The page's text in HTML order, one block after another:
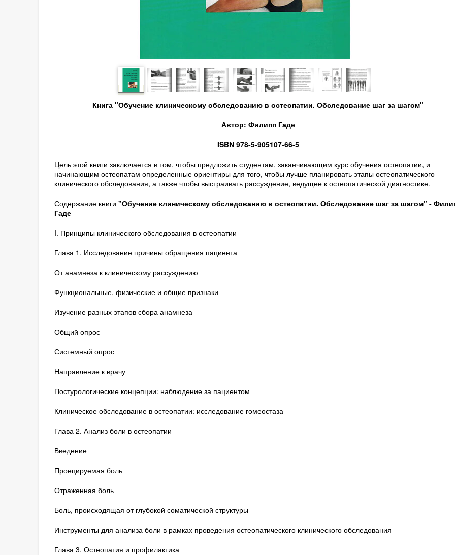
Книга "Обучение клиническому обследованию в остеопатии. Обследование шаг за шагом"
Автор: Филипп Гаде
ISBN 978-5-905107-66-5
Цель этой книги заключается в том, чтобы предложить студентам, заканчивающим курс обучения остеопатии, и
начинающим остеопатам определенные ориентиры для того, чтобы лучше планировать этапы остеопатического
клинического обследования, а также чтобы выстраивать рассуждение, ведущее к остеопатической диагностике.
Содержание книги "Обучение клиническому обследованию в остеопатии. Обследование шаг за шагом" -
Гаде
I. Принципы клинического обследования в остеопатии
Глава 1. Исследование причины обращения пациента
От анамнеза к клиническому рассуждению
Функциональные, физические и общие признаки
Изучение разных этапов сбора анамнеза
Общий опрос
Системный опрос
Направление к врачу
Постурологические концепции: наблюдение за пациентом
Клиническое обследование в остеопатии: исследование гомеостаза
Глава 2. Анализ боли в остеопатии
Введение
Проецируемая боль
Отраженная боль
Боль, происходящая от глубокой соматической структуры
Инструменты для анализа боли в рамках проведения остеопатического клинического обследования
Глава 3. Остеопатия и профилактика